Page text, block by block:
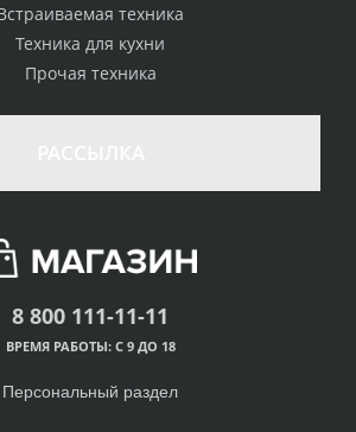
техника
Техника для кухни
Прочая техника
8 800 111-11-11
ВРЕМЯ РАБОТЫ: С 9 ДО 18
Персональный раздел